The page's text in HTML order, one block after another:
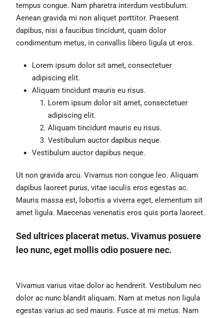
tempus congue. Nam pharetra interdum vestibulum.
Aenean gravida mi non aliquet porttitor. Praesent
dapibus, nisi a faucibus tincidunt, quam dolor
condimentum metus, in convallis libero ligula ut eros.
Lorem ipsum dolor sit amet, consectetuer
adipiscing elit.
Aliquam tincidunt mauris eu risus.
Lorem ipsum dolor sit amet, consectetuer
adipiscing elit.
Aliquam tincidunt mauris eu risus.
Vestibulum auctor dapibus neque.
Vestibulum auctor dapibus neque.
Ut non gravida arcu. Vivamus non congue leo. Aliquam
dapibus laoreet purus, vitae iaculis eros egestas ac.
Mauris massa est, lobortis a viverra eget, elementum sit
amet ligula. Maecenas venenatis eros quis porta laoreet.
Sed ultrices placerat metus. Vivamus posuere
leo nunc, eget mollis odio posuere nec.
Vivamus varius vitae dolor ac hendrerit. Vestibulum nec
dolor ac nunc blandit aliquam. Nam at metus non ligula
egestas varius ac sed mauris. Fusce at mi metus. Nam